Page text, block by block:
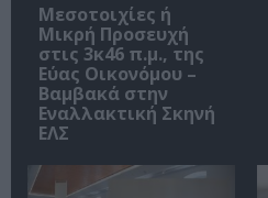
Μεσοτοιχίες ή
Μικρή Προσευχή
στις 3κ46 π.μ., της
Εύας Οικονόμου –
Βαμβακά στην
Εναλλακτική Σκηνή
ΕΛΣ